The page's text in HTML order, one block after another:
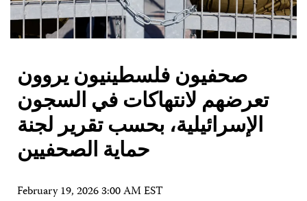
صحفيون فلسطينيون يروون
تعرضهم لانتهاكات في السجون
الإسرائيلية، بحسب تقرير لجنة
حماية الصحفيين
February 19, 2026 3:00 AM EST